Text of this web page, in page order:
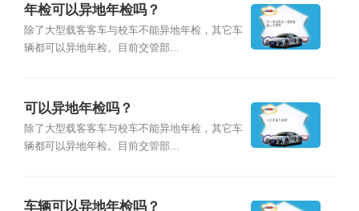
年检可以异地年检吗？
除了大型载客客车与校车不能异地年检，其它车
辆都可以异地年检。目前交管部...
可以异地年检吗？
除了大型载客客车与校车不能异地年检，其它车
辆都可以异地年检。目前交管部...
车辆可以异地年检吗？